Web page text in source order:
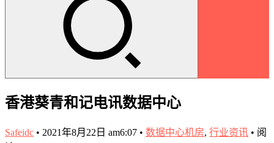
香港葵青和记电讯数据中心
Safeidc • 2021年8月22日 am6:07 • 数据中心机房, 行业资讯 • 阅